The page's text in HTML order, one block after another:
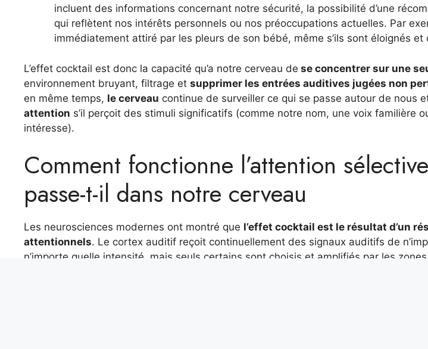
incluent des informations concernant notre sécurité, la possibilité d’une
qui reflètent nos intérêts personnels ou nos préoccupations actuelles. Par
immédiatement attiré par les pleurs de son bébé, même s’ils sont éloignés et
L’effet cocktail est donc la capacité qu’a notre cerveau de se concentrer sur une
environnement bruyant, filtrage et supprimer les entrées auditives jugées non
en même temps, le cerveau continue de surveiller ce qui se passe autour de nous
attention s’il perçoit des stimuli significatifs (comme notre nom, une voix familière
intéresse).
Comment fonctionne l’attention
passe-t-il dans notre cerveau
Les neurosciences modernes ont montré que l’effet cocktail est le résultat d’un
attentionnels. Le cortex auditif reçoit continuellement des signaux auditifs de
n’importe quelle intensité, mais seuls certains sont choisis et amplifiés par les